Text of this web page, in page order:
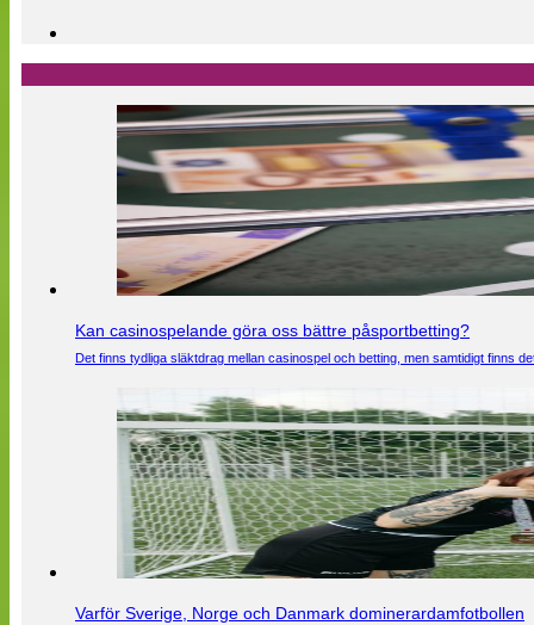
Kan casinospelande göra oss bättre påsportbetting?
Det finns tydliga släktdrag mellan casinospel och betting, men samtidigt finns
Varför Sverige, Norge och Danmark dominerardamfotbollen